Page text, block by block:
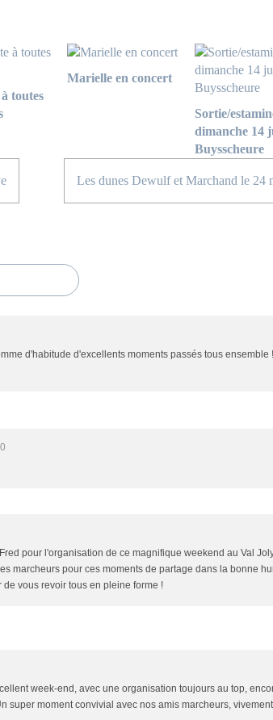
toutes
Marielle en concert
Sortie/
dimanche 14
Buysscheure
Les dunes Dewulf et Marchand le 24
d'habitude d'excellents moments passés tous ensemble
pour l'organisation de ce magnifique weekend au Val
marcheurs pour ces moments de partage dans la bonne
vous revoir tous en pleine forme !
week-end, avec une organisation toujours au top,
super moment convivial avec nos amis marcheurs, vivement